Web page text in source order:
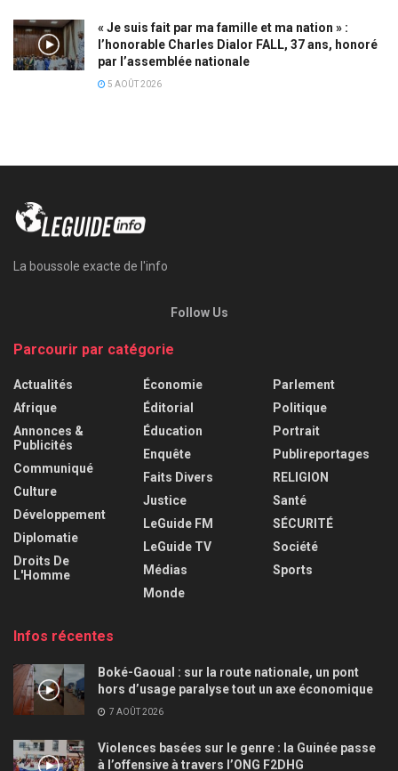
« Je suis fait par ma famille et ma nation » :
l’honorable Charles Dialor FALL, 37 ans, honoré
par l’assemblée nationale
5 AOÛT 2026
La boussole exacte de l'info
Follow Us
Parcourir par catégorie
Actualités
Afrique
Annonces &
Publicités
Communiqué
Culture
Développement
Diplomatie
Droits De
L'Homme
Économie
Éditorial
Éducation
Enquête
Faits Divers
Justice
LeGuide FM
LeGuide TV
Médias
Monde
Parlement
Politique
Portrait
Publireportages
RELIGION
Santé
SÉCURITÉ
Société
Sports
Infos récentes
Boké-Gaoual : sur la route nationale, un pont
hors d’usage paralyse tout un axe économique
7 AOÛT 2026
Violences basées sur le genre : la Guinée passe
à l’offensive à travers l’ONG F2DHG